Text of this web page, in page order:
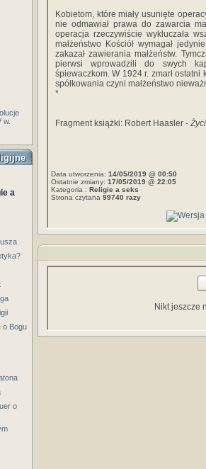
w.
a
o Bogu
o
Kobietom, które miały usunięte
nie odmawiał prawa do zawarcia
operacja rzeczywiście wykluczała
małżeństwo Kościół wymagał
zakazał zawierania małżeństw.
pierwsi wprowadzili do swych
śpiewaczkom. W 1924 r. zmarł
spółkowania czyni małżeństwo
*
Fragment książki: Robert Haasler -
Data utworzenia: 14/05/2019 @ 00:50
Ostatnie zmiany: 17/05/2019 @ 22:05
Kategoria : Religie a seks
Strona czytana 99740 razy
Nikt jeszcze